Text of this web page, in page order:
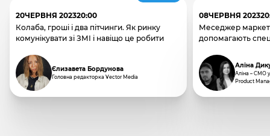
20ЧЕРВНЯ 202320:00
Колаба, гроші і два пітчинги. Як ринку
комунікувати зі ЗМІ і навіщо це робити
Єлизавета Бордунова
Головна редакторка Vector Media
08ЧЕРВНЯ 2023
Меседжер
допомагають
Аліна
Аліна – СМО
Product